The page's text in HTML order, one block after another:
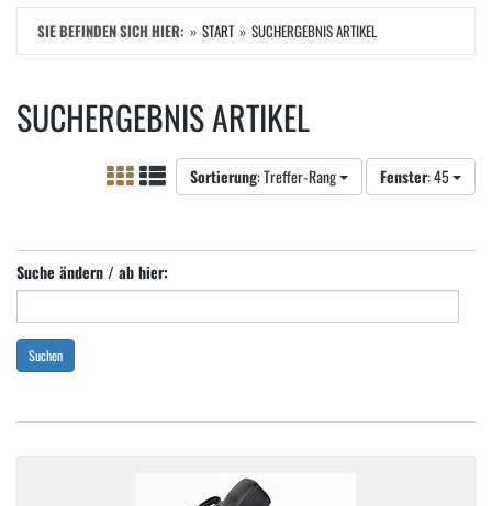
SIE BEFINDEN SICH HIER: START SUCHERGEBNIS ARTIKEL
SUCHERGEBNIS ARTIKEL
Sortierung: Treffer-Rang Fenster: 45
Suche ändern / ab hier:
Suchen